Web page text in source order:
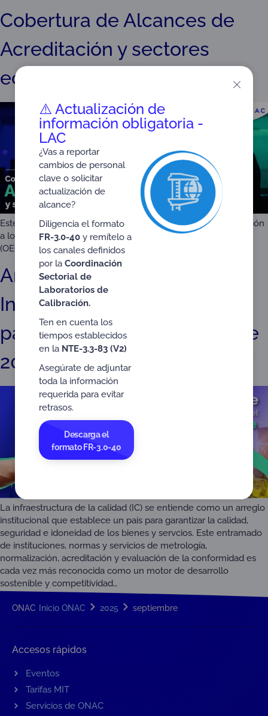
Cobertura de Alcances de
Acreditación y sectores
económicos
Este estudio analiza la cobertura de los servicios de acreditación
a los distintos Organismos de Evaluación de la Conformidad
(OEC), entre los distintos sectores productivos del país.
Análisis del Índice de
Infraestructura de Calidad
para el Desarrollo Sostenible
2024: ¿cómo está Colombia?
La infraestructura de la calidad (IC) se entiende como un arreglo
institucional que establece un país para garantizar la calidad,
seguridad e idoneidad de los bienes y servcios. Este entramado
de instituciones, normas y servicios de metrología,
normalización, acreditación y evaluación de la conformidad es
cada vez más reconocida como un motor de desarrollo
sostenible y competitividad…
ONAC Inicio ONAC 2025 septiembre
Accesos rápidos
Eventos
Tarifas MIT
Servicios de ONAC
⚠️ Actualización de
información obligatoria -
LAC
¿Vas a reportar
cambios de personal
clave o solicitar
actualización de
alcance?
Diligencia el formato
FR-3.0-40y remítelo a
los canales definidos
por la Coordinación
Sectorial de
Laboratorios de
Calibración.
Ten en cuenta los
tiempos establecidos
en la NTE-3.3-83 (V2)
Asegúrate de adjuntar
toda la información
requerida para evitar
retrasos.
Descarga el
formato FR-3.0-40